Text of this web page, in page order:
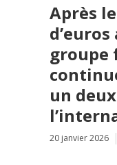
Après
groupe
un
20 janvier 2026